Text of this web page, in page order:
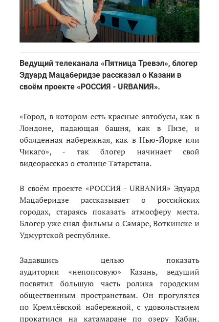
Ведущий телеканала «Пятница Тревэл», блогер
Эдуард Мацаберидзе рассказал о Казани в
своём проекте «РОССИЯ - URBANИЯ».
«Город, в котором есть красные автобусы, как в
Лондоне, падающая башня, как в Пизе, и
обалденная набережная, как в Нью-Йорке или
Чикаго», - так блогер начинает свой
видеорассказ о столице Татарстана.
В своём проекте «РОССИЯ - URBANИЯ» Эдуард
Мацаберидзе рассказывает о российских
городах, стараясь показать атмосферу места.
Блогер уже снял фильмы о Самаре, Воткинске и
Удмуртской республике.
Задавшись целью показать
аудитории «непопсовую» Казань, ведущий
посвятил большую часть ролика городским
общественным пространствам. Он прогулялся
по Кремлёвской набережной, с удовольствием
прокатился на катамаране по озеру Кабан,